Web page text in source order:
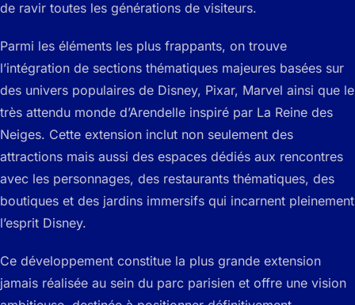
de ravir toutes les générations de visiteurs.
Parmi les éléments les plus frappants, on trouve
l’intégration de sections thématiques majeures basées sur
des univers populaires de Disney, Pixar, Marvel ainsi que le
très attendu monde d’Arendelle inspiré par La Reine des
Neiges. Cette extension inclut non seulement des
attractions mais aussi des espaces dédiés aux rencontres
avec les personnages, des restaurants thématiques, des
boutiques et des jardins immersifs qui incarnent pleinement
l’esprit Disney.
Ce développement constitue la plus grande extension
jamais réalisée au sein du parc parisien et offre une vision